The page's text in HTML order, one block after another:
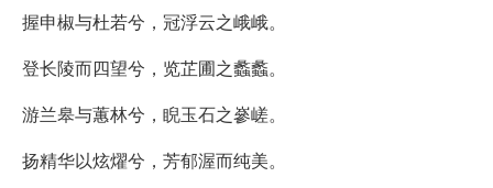
握申椒与杜若兮，冠浮云之峨峨。
登长陵而四望兮，览芷圃之蠡蠡。
游兰皋与蕙林兮，睨玉石之嵾嵯。
扬精华以炫燿兮，芳郁渥而纯美。